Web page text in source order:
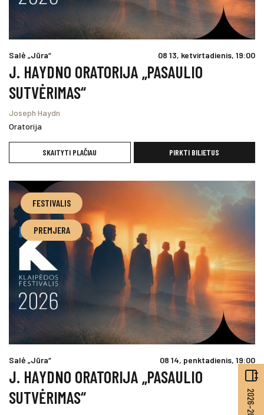
Salė „Jūra“ 08 13, ketvirtadienis, 19:00
J. HAYDNO ORATORIJA „PASAULIO
SUTVĖRIMAS“
Joseph Haydn
Oratorija
SKAITYTI PLAČIAU PIRKTI BILIETUS
FESTIVALIS
PREMJERA
Salė „Jūra“ 08 14, penktadienis, 19:00
J. HAYDNO ORATORIJA „PASAULIO
SUTVĖRIMAS“